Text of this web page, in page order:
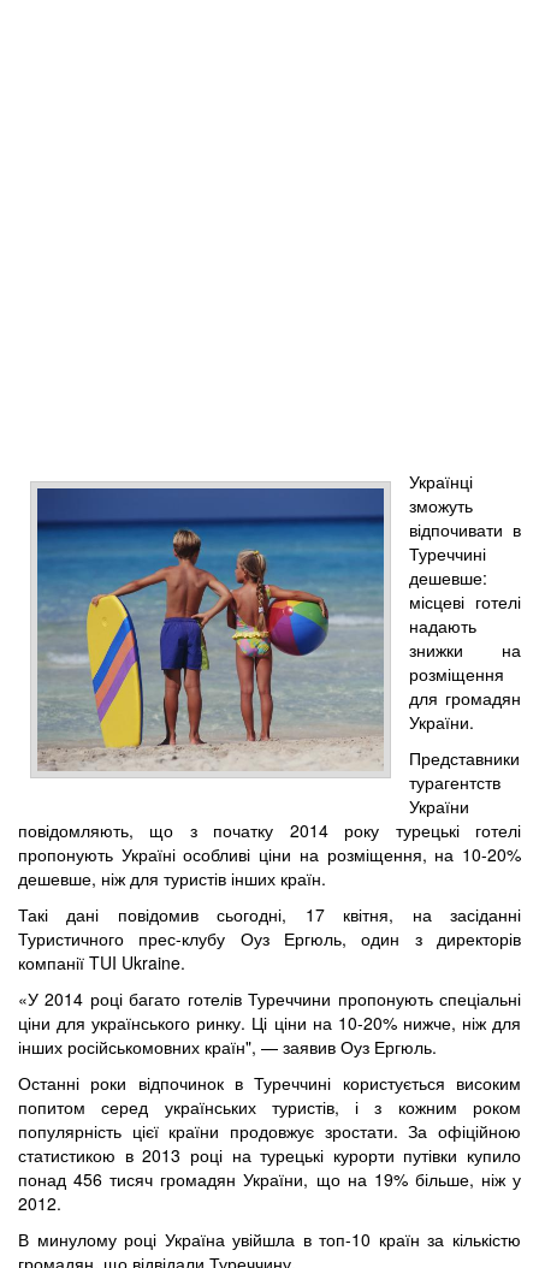
Українці
зможуть
відпочивати в
Туреччині
дешевше:
місцеві готелі
надають
знижки на
розміщення
для громадян
України.
Представники
турагентств
України
повідомляють, що з початку 2014 року турецькі готелі
пропонують Україні особливі ціни на розміщення, на 10-20%
дешевше, ніж для туристів інших країн.
Такі дані повідомив сьогодні, 17 квітня, на засіданні
Туристичного прес-клубу Оуз Ергюль, один з директорів
компанії TUI Ukraine.
«У 2014 році багато готелів Туреччини пропонують спеціальні
ціни для українського ринку. Ці ціни на 10-20% нижче, ніж для
інших російськомовних країн", — заявив Оуз Ергюль.
Останні роки відпочинок в Туреччині користується високим
попитом серед українських туристів, і з кожним роком
популярність цієї країни продовжує зростати. За офіційною
статистикою в 2013 році на турецькі курорти путівки купило
понад 456 тисяч громадян України, що на 19% більше, ніж у
2012.
В минулому році Україна увійшла в топ-10 країн за кількістю
громадян, що відвідали Туреччину.